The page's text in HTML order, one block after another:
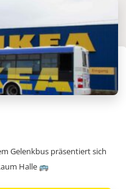
Gelenkbus präsentiert sich
Halle 🚌